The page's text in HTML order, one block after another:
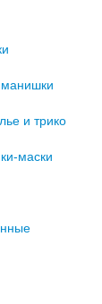
и трико
маски